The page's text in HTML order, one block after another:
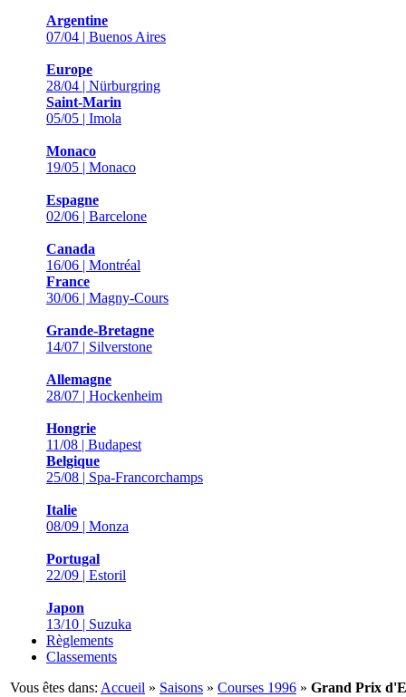
Argentine
07/04 | Buenos Aires
Europe
28/04 | Nürburgring
Saint-Marin
05/05 | Imola
Monaco
19/05 | Monaco
Espagne
02/06 | Barcelone
Canada
16/06 | Montréal
France
30/06 | Magny-Cours
Grande-Bretagne
14/07 | Silverstone
Allemagne
28/07 | Hockenheim
Hongrie
11/08 | Budapest
Belgique
25/08 | Spa-Francorchamps
Italie
08/09 | Monza
Portugal
22/09 | Estoril
Japon
13/10 | Suzuka
Règlements
Classements
Vous êtes dans: Accueil » Saisons » Courses 1996 » Grand Prix